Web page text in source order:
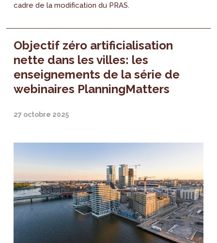
cadre de la modification du PRAS.
Objectif zéro artificialisation
nette dans les villes: les
enseignements de la série de
webinaires PlanningMatters
27 octobre 2025